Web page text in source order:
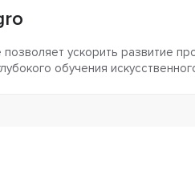
ускорить развитие
обучения